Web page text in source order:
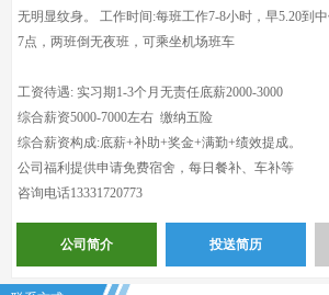
无明显纹身。 工作时间:每班工作7-8小时，早5.20到
7点，两班倒无夜班，可乘坐机场班车
工资待遇: 实习期1-3个月无责任底薪2000-3000
综合薪资5000-7000左右 缴纳五险
综合薪资构成:底薪+补助+奖金+满勤+绩效提成。
公司福利提供申请免费宿舍，每日餐补、车补等
咨询电话13331720773
公司简介 投送简历